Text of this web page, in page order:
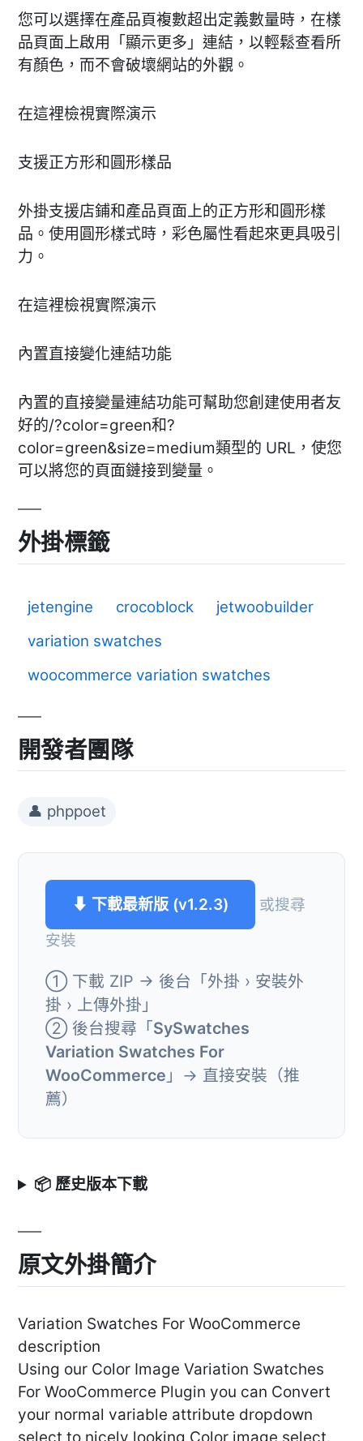
您可以選擇在產品頁複數超出定義數量時，在樣
品頁面上啟用「顯示更多」連結，以輕鬆查看所
有顏色，而不會破壞網站的外觀。
在這裡檢視實際演示
支援正方形和圓形樣品
外掛支援店鋪和產品頁面上的正方形和圓形樣
品。使用圓形樣式時，彩色屬性看起來更具吸引
力。
在這裡檢視實際演示
內置直接變化連結功能
內置的直接變量連結功能可幫助您創建使用者友
好的/?color=green和?
color=green&size=medium類型的 URL，使您
可以將您的頁面鏈接到變量。
外掛標籤
jetengine crocoblock
jetwoobuilder
variation swatches
woocommerce variation swatches
開發者團隊
👤 phppoet
⬇ 下載最新版 (v1.2.3)
或搜尋
安裝
① 下載 ZIP → 後台「外掛 › 安裝外
掛 › 上傳外掛」
② 後台搜尋「SySwatches
Variation Swatches For
WooCommerce 」→ 直接安裝（推
薦）
📦 歷史版本下載
原文外掛簡介
Variation Swatches For WooCommerce
description
Using our Color Image Variation Swatches
For WooCommerce Plugin you can Convert
your normal variable attribute dropdown